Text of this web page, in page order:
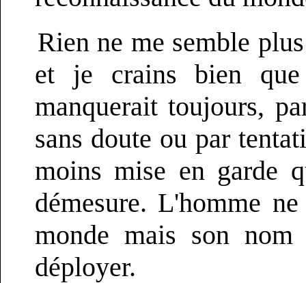
Rien ne me semble
et je crains bien que
manquerait toujours,
sans doute ou par
moins mise en garde
démesure. L'homme
monde mais son
déployer.